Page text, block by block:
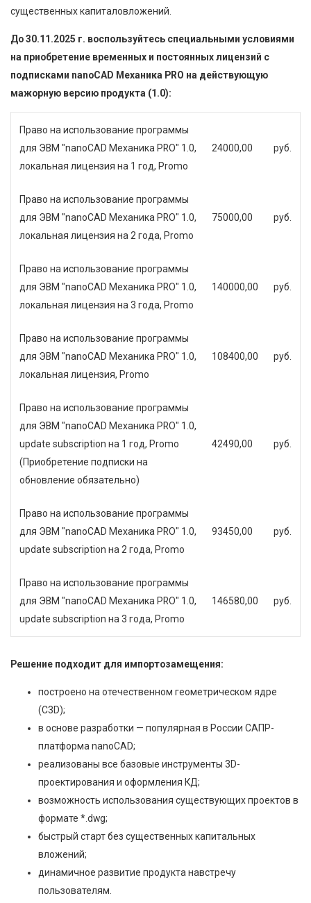
существенных капиталовложений.
До 30.11.2025 г. воспользуйтесь специальными условиями
на приобретение временных и постоянных лицензий с
подписками nanoCAD Механика PRO на действующую
мажорную версию продукта (1.0):
Право на использование программы
для ЭВМ "nanoCAD Механика PRO" 1.0,
локальная лицензия на 1 год, Promo
24000,00 руб.
Право на использование программы
для ЭВМ "nanoCAD Механика PRO" 1.0,
локальная лицензия на 2 года, Promo
75000,00 руб.
Право на использование программы
для ЭВМ "nanoCAD Механика PRO" 1.0,
локальная лицензия на 3 года, Promo
140000,00 руб.
Право на использование программы
для ЭВМ "nanoCAD Механика PRO" 1.0,
локальная лицензия, Promo
108400,00 руб.
Право на использование программы
для ЭВМ "nanoCAD Механика PRO" 1.0,
update subscription на 1 год, Promo
(Приобретение подписки на
обновление обязательно)
42490,00 руб.
Право на использование программы
для ЭВМ "nanoCAD Механика PRO" 1.0,
update subscription на 2 года, Promo
93450,00 руб.
Право на использование программы
для ЭВМ "nanoCAD Механика PRO" 1.0,
update subscription на 3 года, Promo
146580,00 руб.
Решение подходит для импортозамещения:
построено на отечественном геометрическом ядре
(С3D);
в основе разработки — популярная в России САПР-
платформа nanoCAD;
реализованы все базовые инструменты 3D-
проектирования и оформления КД;
возможность использования существующих проектов в
формате *.dwg;
быстрый старт без существенных капитальных
вложений;
динамичное развитие продукта навстречу
пользователям.